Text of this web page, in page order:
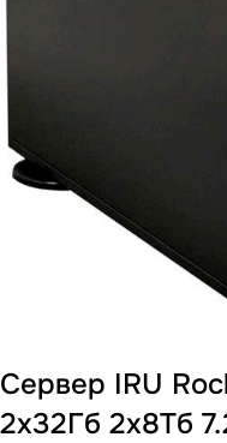
Сервер IRU
2x32Гб 2x8Тб